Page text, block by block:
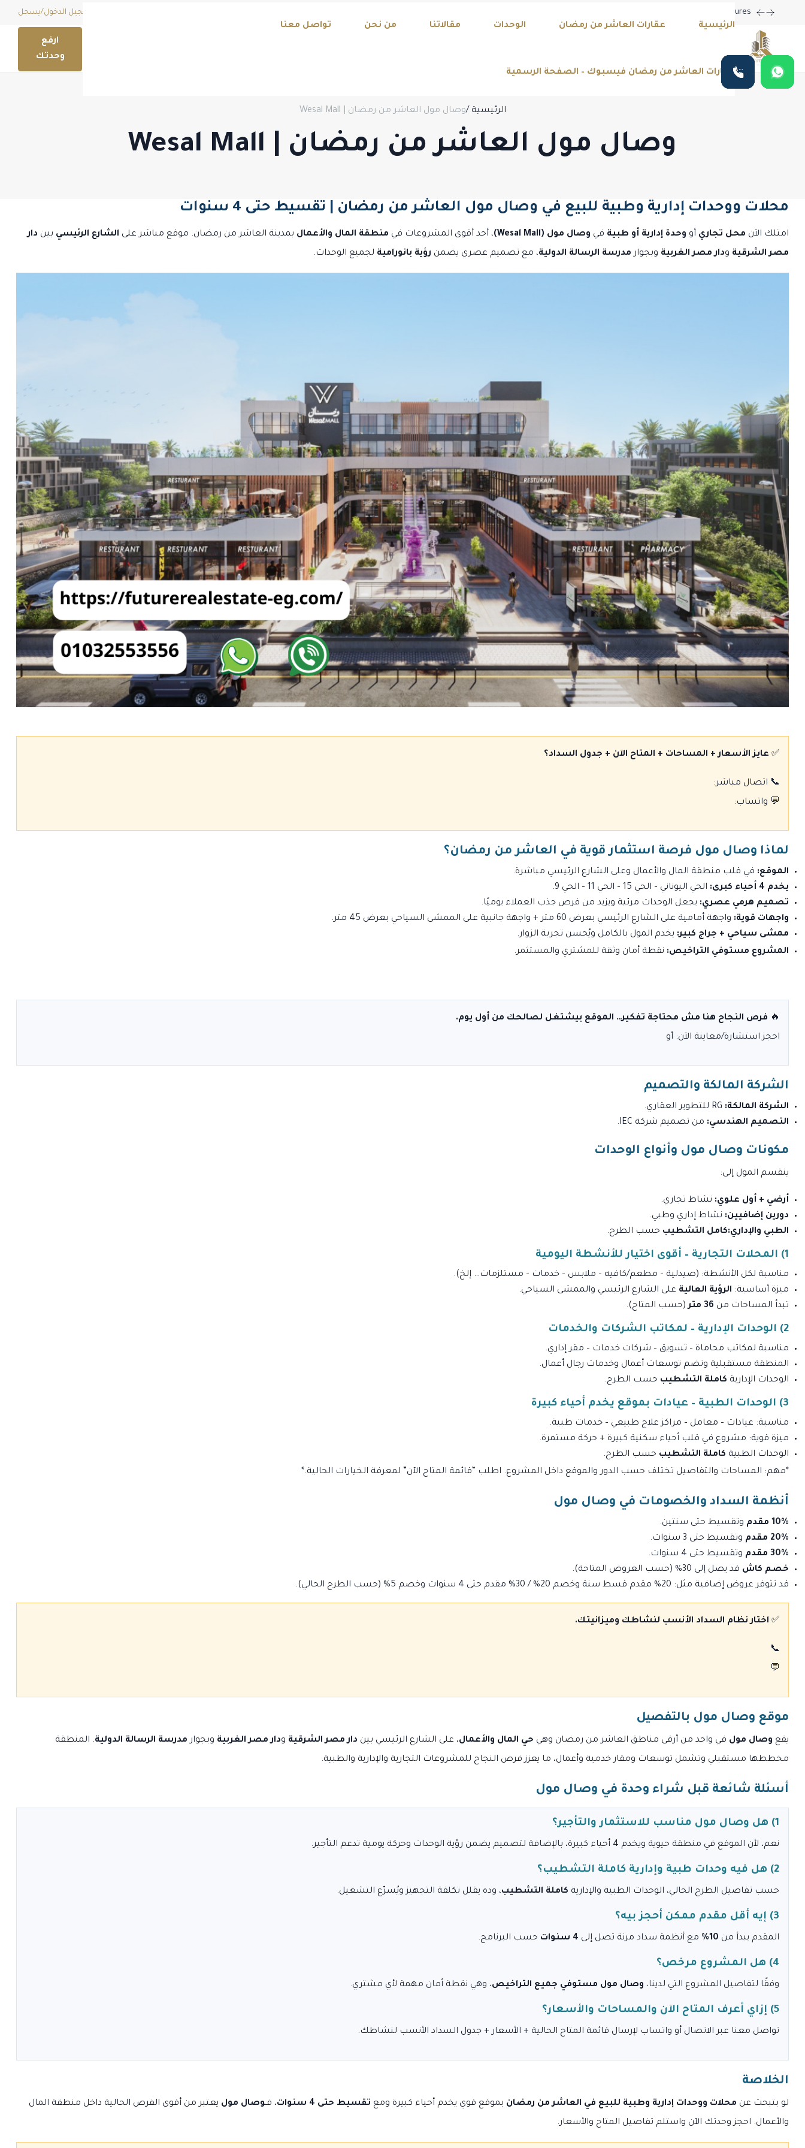
Take Advantage of Limited-Time Offers on Luxury Homes with Stunning Features! تسجيل الدخول/يسجل
الرئيسية عقارات العاشر من رمضان الوحدات مقالاتنا من نحن تواصل معنا
عقارات العاشر من رمضان فيسبوك – الصفحة الرسمية
ارفع
وحدتك
الرئيسية /وصال مول العاشر من رمضان | Wesal Mall
وصال مول العاشر من رمضان | Wesal Mall
محلات ووحدات إدارية وطبية للبيع في وصال مول العاشر من رمضان | تقسيط حتى 4 سنوات
امتلك الآن محل تجاري أو وحدة إدارية أو طبية في وصال مول (Wesal Mall) ، أحد أقوى المشروعات في منطقة المال والأعمال بمدينة العاشر من رمضان. موقع مباشر على الشارع الرئيسي بين دار
مصر الشرقية ودار مصر الغربية وبجوار مدرسة الرسالة الدولية، مع تصميم عصري يضمن رؤية بانورامية لجميع الوحدات.
✅ عايز الأسعار + المساحات + المتاح الآن + جدول السداد؟
📞 اتصال مباشر:
💬 واتساب:
لماذا وصال مول فرصة استثمار قوية في العاشر من رمضان؟
الموقع: في قلب منطقة المال والأعمال وعلى الشارع الرئيسي مباشرة.
يخدم 4 أحياء كبرى:
الحي اليوناني – الحي 15 – الحي 11 – الحي 9.
تصميم هرمي عصري: يجعل الوحدات مرئية ويزيد من فرص جذب العملاء يوميًا.
واجهات قوية: واجهة أمامية على الشارع الرئيسي بعرض 60 متر + واجهة جانبية على الممشى السياحي بعرض 45 متر.
ممشى سياحي + جراج كبير: يخدم المول بالكامل ويُحسن تجربة الزوار.
المشروع مستوفي التراخيص: نقطة أمان وثقة للمشتري والمستثمر.
🔥 فرص النجاح هنا مش محتاجة تفكير… الموقع بيشتغل لصالحك من أول يوم.
احجز استشارة/معاينة الآن: أو
الشركة المالكة والتصميم
الشركة المالكة:
التصميم الهندسي: من تصميم شركة IEC.
مكونات وصال مول وأنواع الوحدات
ينقسم المول إلى:
أرضي + أول علوي: نشاط تجاري.
دورين إضافيين: نشاط إداري وطبي.
الطبي والإداري:كامل التشطيب حسب الطرح.
1) المحلات التجارية – أقوى اختيار للأنشطة اليومية
مناسبة لكل الأنشطة: (صيدلية – مطعم/كافيه – ملابس – خدمات – مستلزمات… إلخ).
ميزة أساسية: الرؤية العالية على الشارع الرئيسي والممشى السياحي.
تبدأ المساحات من 36 متر (حسب المتاح).
2) الوحدات الإدارية – لمكاتب الشركات والخدمات
مناسبة لمكاتب محاماة – تسويق – شركات خدمات – مقر إداري.
المنطقة مستقبلية وتضم توسعات أعمال وخدمات رجال أعمال.
الوحدات الإدارية كاملة التشطيب حسب الطرح.
3) الوحدات الطبية – عيادات بموقع يخدم أحياء كبيرة
مناسبة: عيادات – معامل – مراكز علاج طبيعي – خدمات طبية.
ميزة قوية: مشروع في قلب أحياء سكنية كبيرة + حركة مستمرة.
الوحدات الطبية كاملة التشطيب حسب الطرح.
*مهم: المساحات والتفاصيل تختلف حسب الدور والموقع داخل المشروع. اطلب “قائمة المتاح الآن” لمعرفة الخيارات الحالية.*
أنظمة السداد والخصومات في وصال مول
10% مقدم
وتقسيط حتى سنتين.
20% مقدم
وتقسيط حتى 3 سنوات.
30% مقدم
وتقسيط حتى 4 سنوات.
خصم كاش قد يصل إلى 30% (حسب العروض المتاحة).
قد تتوفر عروض إضافية مثل: 20% مقدم قسط سنة وخصم 20% / 30% مقدم حتى 4 سنوات وخصم 5% (حسب الطرح الحالي).
✅ اختار نظام السداد الأنسب لنشاطك وميزانيتك.
📞
💬
موقع وصال مول بالتفصيل
يقع وصال مول في واحد من أرقى مناطق العاشر من رمضان وهي حي المال والأعمال، على الشارع الرئيسي بين دار مصر الشرقية ودار مصر الغربية وبجوار مدرسة الرسالة الدولية. المنطقة
مخططها مستقبلي وتشمل توسعات ومقار خدمية وأعمال، ما يعزز فرص النجاح للمشروعات التجارية والإدارية والطبية.
أسئلة شائعة قبل شراء وحدة في وصال مول
1) هل وصال مول مناسب للاستثمار والتأجير؟
نعم، لأن الموقع في منطقة حيوية ويخدم 4 أحياء كبيرة، بالإضافة لتصميم يضمن رؤية الوحدات وحركة يومية تدعم التأجير.
2) هل فيه وحدات طبية وإدارية كاملة التشطيب؟
حسب تفاصيل الطرح الحالي، الوحدات الطبية والإدارية كاملة التشطيب، وده يقلل تكلفة التجهيز ويُسرّع التشغيل.
3) إيه أقل مقدم ممكن أحجز بيه؟
المقدم يبدأ من 10% مع أنظمة سداد مرنة تصل إلى 4 سنوات حسب البرنامج.
4) هل المشروع مرخص؟
وفقًا لتفاصيل المشروع التي لدينا، وصال مول مستوفي جميع التراخيص، وهي نقطة أمان مهمة لأي مشتري.
5) إزاي أعرف المتاح الآن والمساحات والأسعار؟
تواصل معنا عبر الاتصال أو واتساب لإرسال قائمة المتاح الحالية + الأسعار + جدول السداد الأنسب لنشاطك.
الخلاصة
لو بتبحث عن محلات ووحدات إدارية وطبية للبيع في العاشر من رمضان بموقع قوي يخدم أحياء كبيرة ومع تقسيط حتى 4 سنوات ، فـوصال مول يعتبر من أقوى الفرص الحالية داخل منطقة المال
والأعمال. احجز وحدتك الآن واستلم تفاصيل المتاح والأسعار.